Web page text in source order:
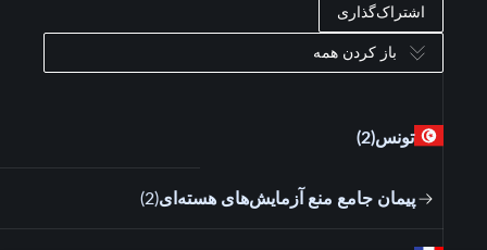
اشتراک‌گذاری
باز کردن همه
تونس(2)
پیمان جامع منع آزمایش‌های هسته‌ای(
2
)